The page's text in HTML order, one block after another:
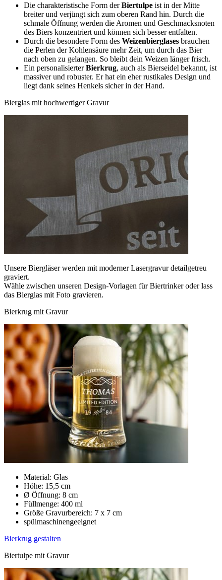
Die charakteristische Form derBiertulpe ist in der Mitte
breiter und verjüngt sich zum oberen Rand hin. Durch die
schmale Öffnung werden die Aromen und Geschmacksnoten
des Biers konzentriert und können sich besser entfalten.
Durch die besondere Form des Weizenbierglases brauchen
die Perlen der Kohlensäure mehr Zeit, um durch das Bier
nach oben zu gelangen. So bleibt dein Weizen länger frisch.
Ein personalisierterBierkrug, auch als Bierseidel bekannt, ist
massiver und robuster. Er hat ein eher rustikales Design und
liegt dank seines Henkels sicher in der Hand.
Bierglas mit hochwertiger Gravur
Unsere Biergläser werden mit moderner Lasergravur detailgetreu
graviert.
Wähle zwischen unseren Design-Vorlagen für Biertrinker oder lass
das Bierglas mit Foto gravieren.
Bierkrug mit Gravur
Material: Glas
Höhe: 15,5 cm
Ø Öffnung: 8 cm
Füllmenge: 400 ml
Größe Gravurbereich: 7 x 7 cm
spülmaschinengeeignet
Bierkrug gestalten
Biertulpe mit Gravur